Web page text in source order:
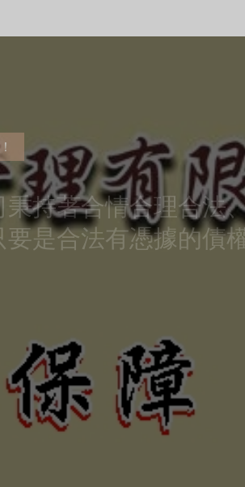
秉持著合情合理合法
要是合法有憑據的債
困難度
定當竭